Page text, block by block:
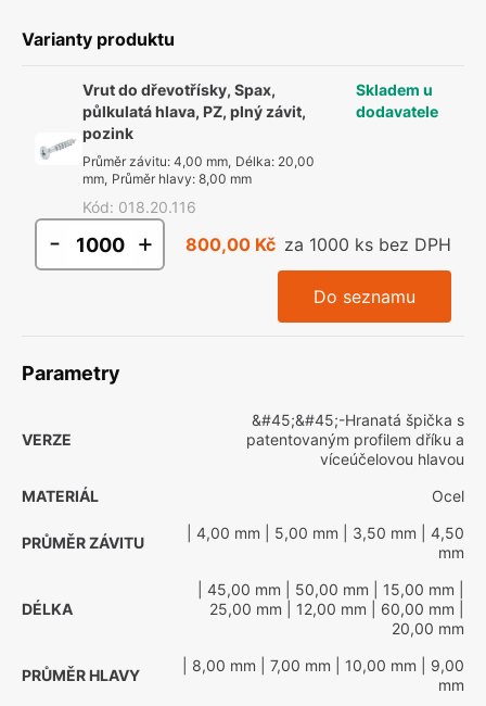
Varianty produktu
Vrut do dřevotřísky, Spax,
půlkulatá hlava, PZ, plný závit,
pozink
Průměr závitu: 4,00 mm, Délka: 20,00
mm, Průměr hlavy: 8,00 mm
Kód: 018.20.116
Skladem u
dodavatele
- + 800,00 Kč za 1000 ks bez DPH
Do seznamu
Parametry
VERZE
&#45;&#45;-Hranatá špička s
patentovaným profilem dříku a
víceúčelovou hlavou
MATERIÁL
Ocel
PRŮMĚR ZÁVITU
| 4,00 mm | 5,00 mm | 3,50 mm | 4,50
mm
DÉLKA
| 45,00 mm | 50,00 mm | 15,00 mm
25,00 mm | 12,00 mm | 60,00 mm
20,00 mm
PRŮMĚR HLAVY
| 8,00 mm | 7,00 mm | 10,00 mm | 9,00
mm